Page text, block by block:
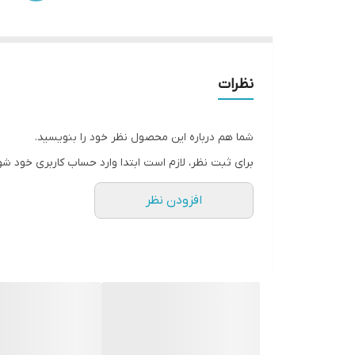
نظرات
شما هم درباره این محصول نظر خود را بنویسید.
برای ثبت نظر، لازم است ابتدا وارد حساب کاربری خود
افزودن نظر